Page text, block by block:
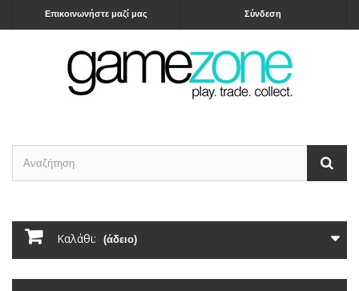
Σύνδεση
Επικοινωνήστε μαζί μας
Καλάθι: (άδειο)